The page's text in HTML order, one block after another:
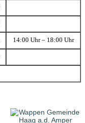
14:00 Uhr – 18:00 Uhr